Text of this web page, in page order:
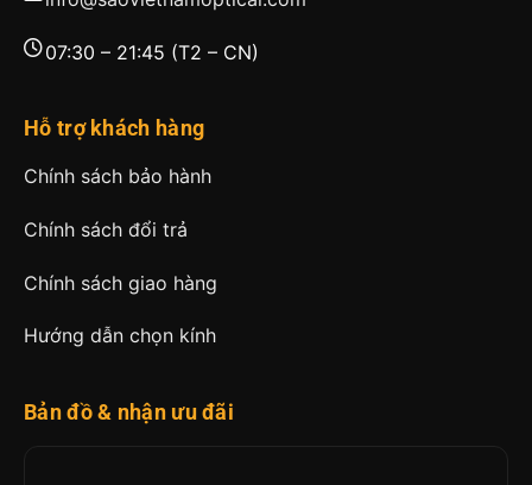
07:30 – 21:45 (T2 – CN)
Hỗ trợ khách hàng
Chính sách bảo hành
Chính sách đổi trả
Chính sách giao hàng
Hướng dẫn chọn kính
Bản đồ & nhận ưu đãi